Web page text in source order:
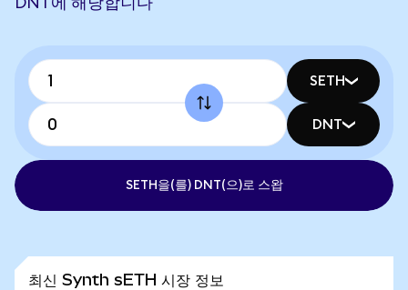
SETH
DNT
SETH을(를) DNT(으)로 스왑
최신 Synth sETH 시장 정보